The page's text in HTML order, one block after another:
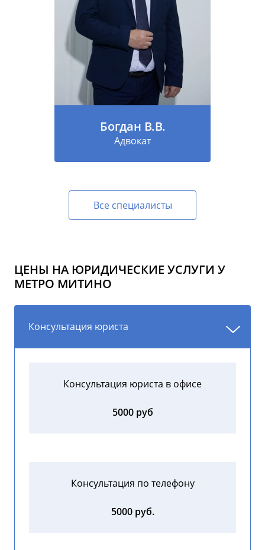
Богдан В.В.
Адвокат
Все специалисты
ЦЕНЫ НА ЮРИДИЧЕСКИЕ УСЛУГИ У
МЕТРО МИТИНО
Консультация юриста
Консультация юриста в офисе
5000 руб
Консультация по телефону
5000 руб.